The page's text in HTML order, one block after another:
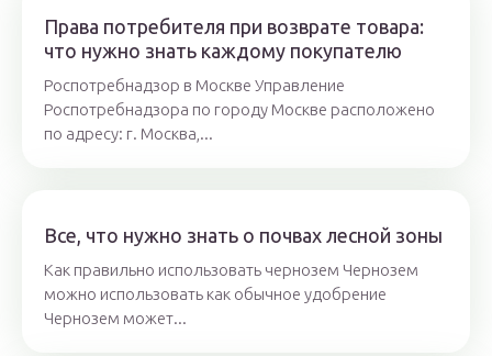
Права потребителя при возврате товара:
что нужно знать каждому покупателю
Роспотребнадзор в Москве Управление
Роспотребнадзора по городу Москве расположено
по адресу: г. Москва,...
Все, что нужно знать о почвах лесной зоны
Как правильно использовать чернозем Чернозем
можно использовать как обычное удобрение
Чернозем может...